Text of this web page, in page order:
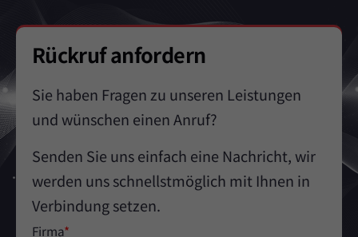
Rückruf anfordern
Sie haben Fragen zu unseren Leistungen
und wünschen einen Anruf?
Senden Sie uns einfach eine Nachricht, wir
werden uns schnellstmöglich mit Ihnen in
Verbindung setzen.
Firma*